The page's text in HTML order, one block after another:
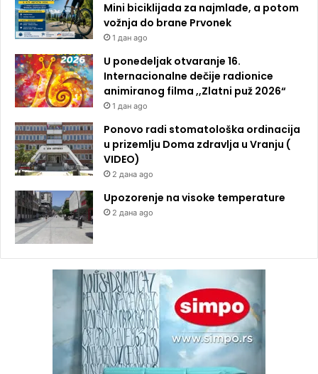
Mini biciklijada za najmlađe, a potom
vožnja do brane Prvonek
1 дан ago
U ponedeljak otvaranje 16.
Internacionalne dečije radionice
animiranog filma ,,Zlatni puž 2026“
1 дан ago
Ponovo radi stomatološka ordinacija
u prizemlju Doma zdravlja u Vranju (
VIDEO)
2 дана ago
Upozorenje na visoke temperature
2 дана ago